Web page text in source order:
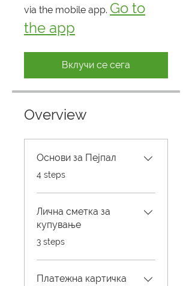
via the mobile app. Go to
the app
Вклучи се сега
Overview
Основи за Пејпал
4 steps
Лична сметка за
купување
.3 steps
Платежна картичка